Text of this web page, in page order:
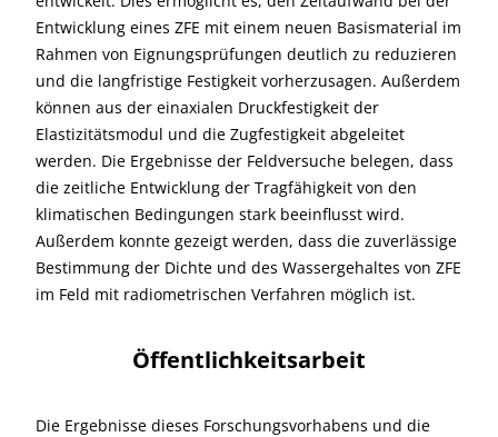
Entwicklung eines ZFE mit einem neuen Basismaterial im
Rahmen von Eignungsprüfungen deutlich zu reduzieren
und die langfristige Festigkeit vorherzusagen. Außerdem
können aus der einaxialen Druckfestigkeit der
Elastizitätsmodul und die Zugfestigkeit abgeleitet
werden. Die Ergebnisse der Feldversuche belegen, dass
die zeitliche Entwicklung der Tragfähigkeit von den
klimatischen Bedingungen stark beeinflusst wird.
Außerdem konnte gezeigt werden, dass die zuverlässige
Bestimmung der Dichte und des Wassergehaltes von ZFE
im Feld mit radiometrischen Verfahren möglich ist.
Öffentlichkeitsarbeit
Die Ergebnisse dieses Forschungsvorhabens und die